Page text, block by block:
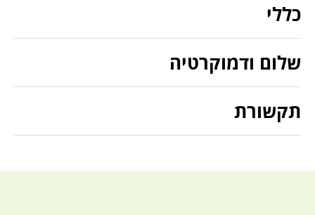
כללי
שלום ודמוקרטיה
תקשורת